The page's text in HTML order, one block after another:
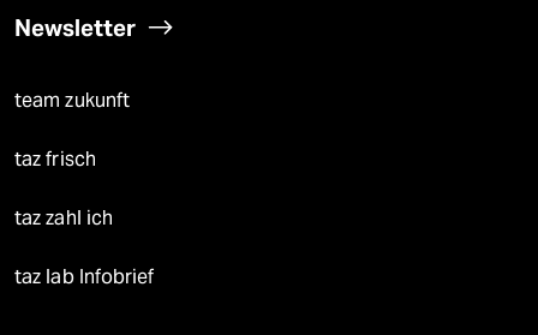
Newsletter
team zukunft
taz frisch
taz zahl ich
taz lab Infobrief